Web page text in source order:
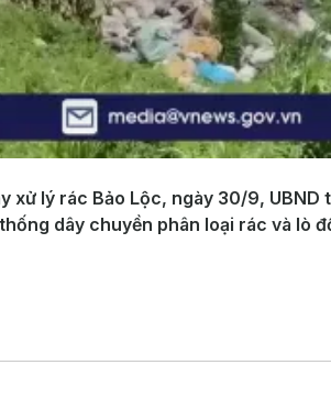
xử lý rác Bảo Lộc, ngày 30/9,
dây chuyền phân loại rác và lò